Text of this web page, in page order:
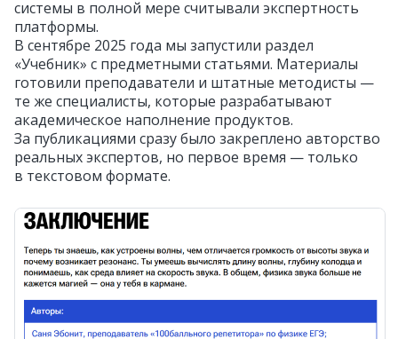
системы в полной мере считывали экспертность
платформы.
В сентябре 2025 года мы запустили раздел
«Учебник» с предметными статьями. Материалы
готовили преподаватели и штатные методисты —
те же специалисты, которые разрабатывают
академическое наполнение продуктов.
За публикациями сразу было закреплено авторство
реальных экспертов, но первое время — только
в текстовом формате.